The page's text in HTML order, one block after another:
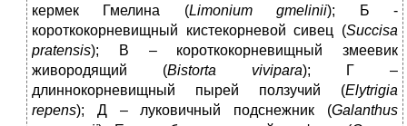
кермек Гмелина (Limonium gmelinii); Б -
короткокорневищный кистекорневой сивец (Succisa
pratensis); В – короткокорневищный змеевик
живородящий (Bistorta vivipara); Г –
длиннокорневищный пырей ползучий (Elytrigia
repens); Д – луковичный подснежник (Galanthus